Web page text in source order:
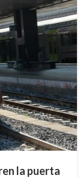
la puerta